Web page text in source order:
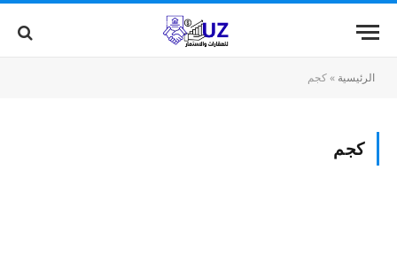
الرئيسية »كجم
كجم